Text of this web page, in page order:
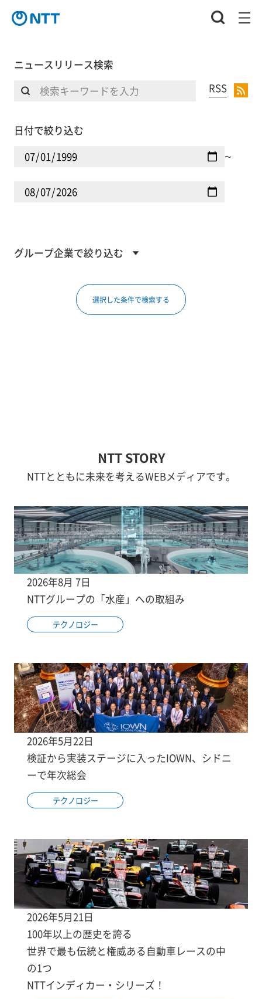
ニュースリリース検索
RSS
日付で絞り込む
〜
グループ企業で絞り込む
NTT STORY
NTTとともに未来を考えるWEBメディアです。
2026年8月 7日
NTTグループの「水産」への取組み
テクノロジー
2026年5月22日
検証から実装ステージに入ったIOWN、シドニ
ーで年次総会
テクノロジー
2026年5月21日
100年以上の歴史を誇る
世界で最も伝統と権威ある自動車レースの中
の1つ
NTTインディカー・シリーズ！